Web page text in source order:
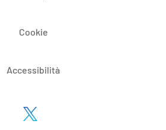
Cookie
Accessibilità